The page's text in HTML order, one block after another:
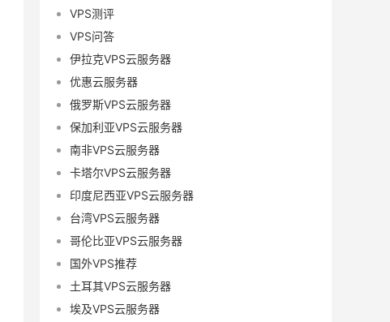
VPS测评
VPS问答
伊拉克VPS云服务器
优惠云服务器
俄罗斯VPS云服务器
保加利亚VPS云服务器
南非VPS云服务器
卡塔尔VPS云服务器
印度尼西亚VPS云服务器
台湾VPS云服务器
哥伦比亚VPS云服务器
国外VPS推荐
土耳其VPS云服务器
埃及VPS云服务器